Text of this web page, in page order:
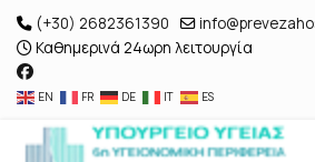
(+30) 2682361390
Καθημερινά 24ωρη λειτουργία
EN FR DE IT ES